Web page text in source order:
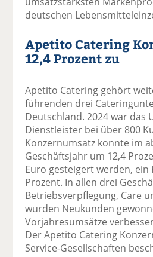
deutschen
Apetito Catering
12,4 Prozent zu
Apetito Catering gehört
führenden drei
Deutschland. 2024 war das
Dienstleister bei über 800
Konzernumsatz konnte im
Geschäftsjahr um 12,4
Euro gesteigert werden, ein
Prozent. In allen drei
Betriebsverpflegung, Care
wurden Neukunden
Vorjahresumsätze
Der Apetito Catering
Service-Gesellschaften